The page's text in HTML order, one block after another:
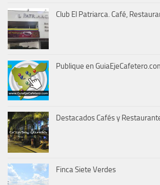
Club El Patriarca. Café,
Publique en
Destacados Cafés y
Finca Siete Verdes